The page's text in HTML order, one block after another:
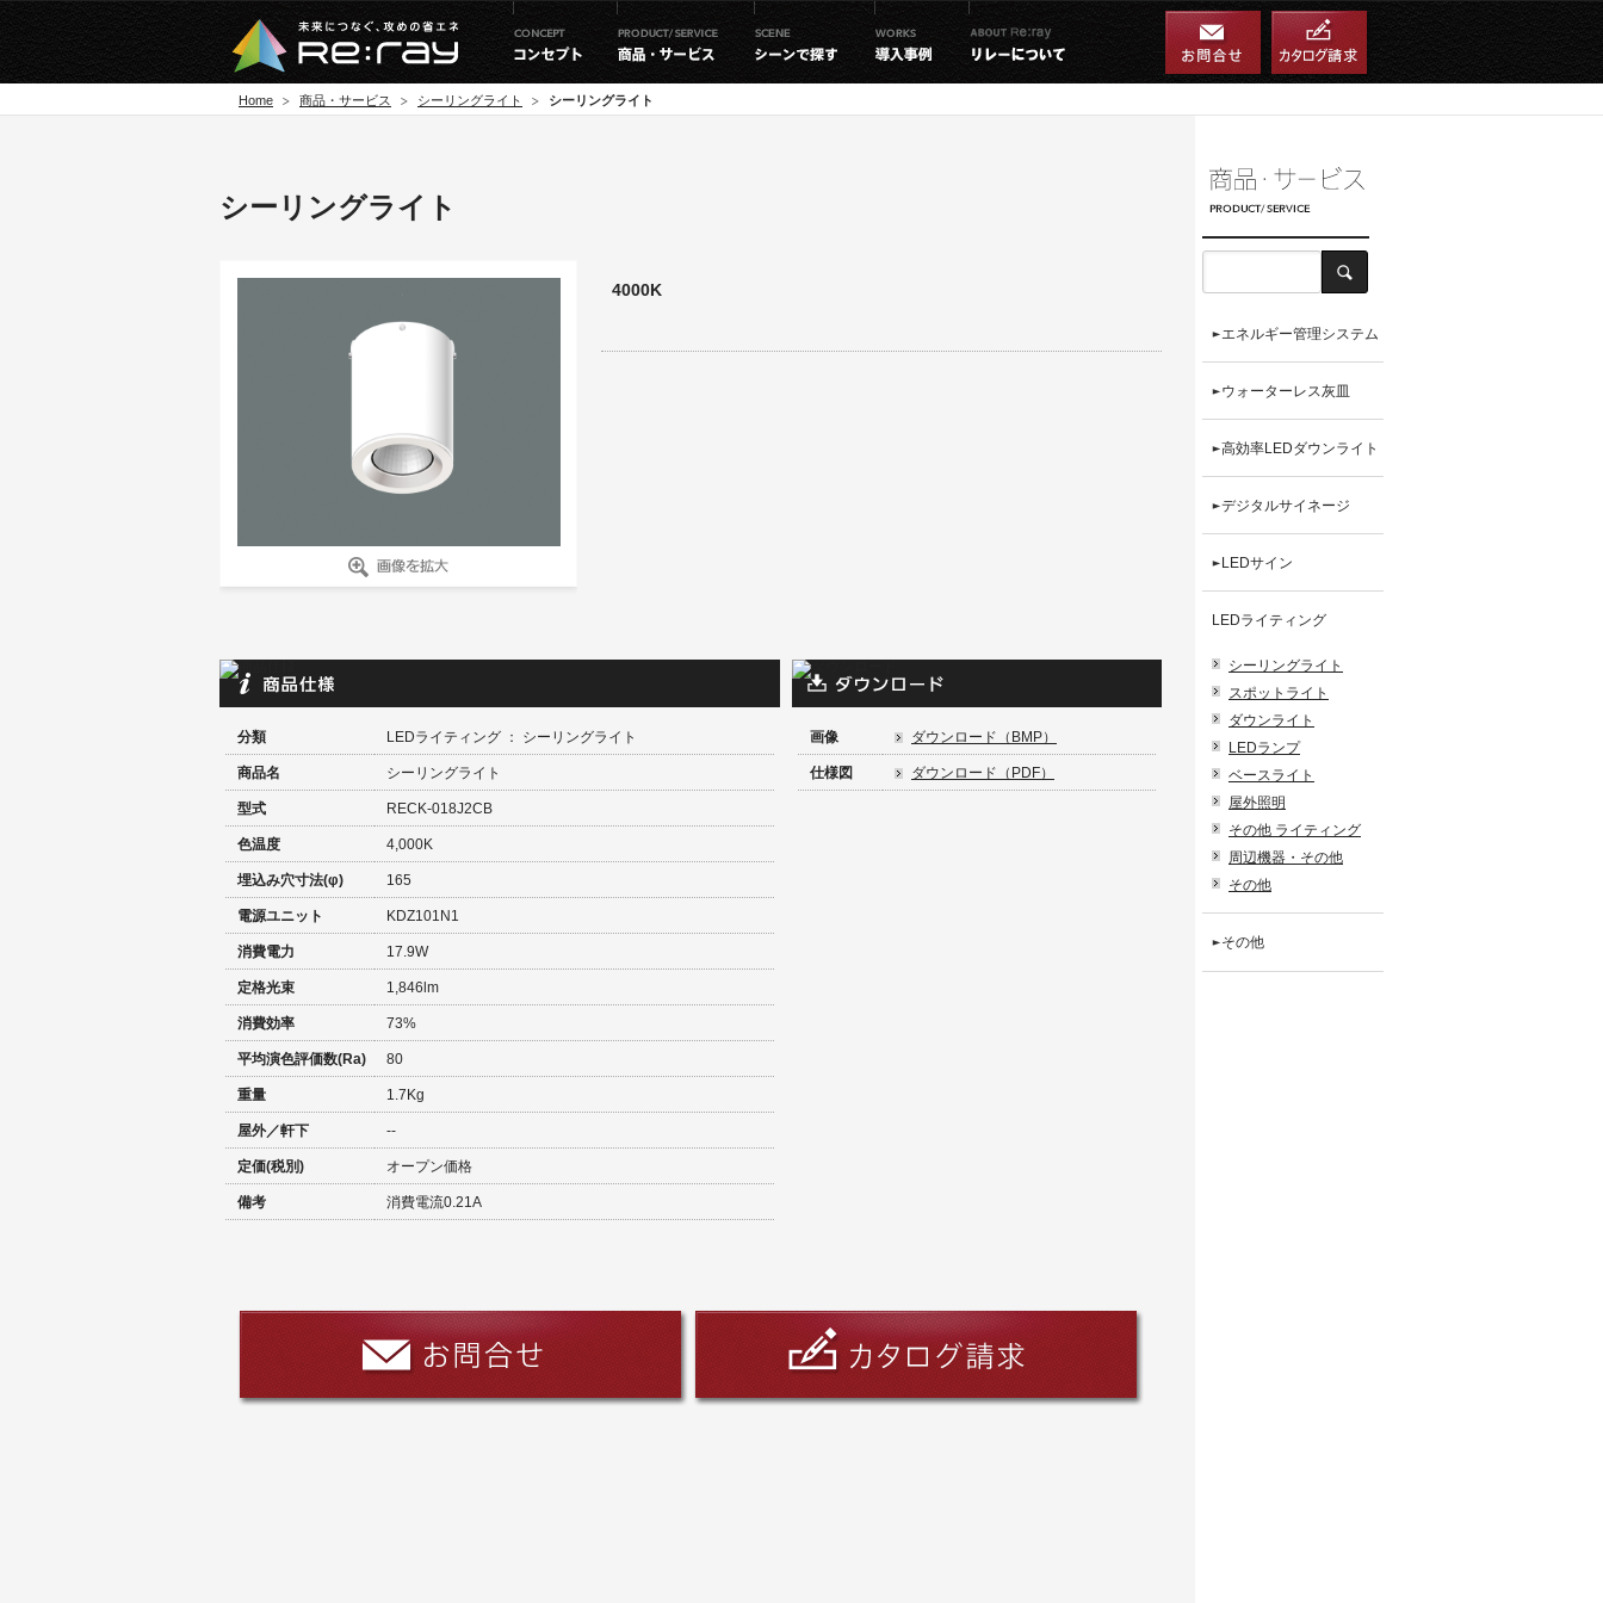
Home 商品・サービス シーリングライト シーリングライト
シーリングライト
4000K
分類 LEDライティング ： シーリングライト
商品名 シーリングライト
型式 RECK-018J2CB
色温度 4,000K
埋込み穴寸法(φ) 165
電源ユニット KDZ101N1
消費電力 17.9W
定格光束 1,846lm
消費効率 73%
平均演色評価数(Ra) 80
重量 1.7Kg
屋外／軒下 --
定価(税別) オープン価格
備考 消費電流0.21A
画像 ダウンロード（BMP）
仕様図 ダウンロード（PDF）
エネルギー管理システム
ウォーターレス灰皿
高効率LEDダウンライト
デジタルサイネージ
LEDサイン
LEDライティング
シーリングライト
スポットライト
ダウンライト
LEDランプ
ベースライト
屋外照明
その他 ライティング
周辺機器・その他
その他
その他